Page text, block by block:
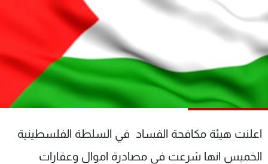
اعلنت هيئة مكافحة الفساد في السلطة الفلسطينية
الخميس انها شرعت في مصادرة اموال وعقارات
كأس العالم
البرامج
جدول البرامج
الترددات